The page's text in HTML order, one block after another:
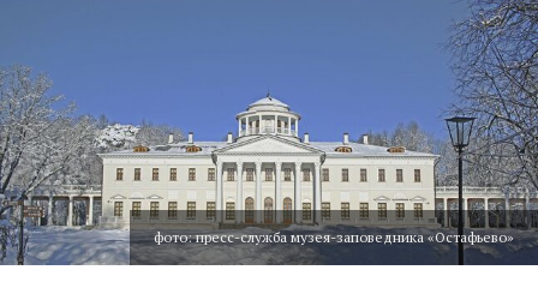
фото: пресс-служба музея-заповедника «Остафьево»